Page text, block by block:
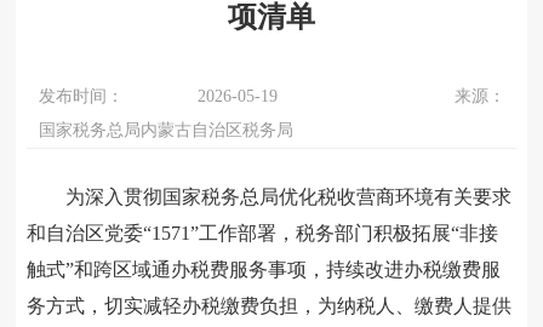
项清单
发布时间： 2026-05-19
来源：
国家税务总局内蒙古自治区税务局
为深入贯彻国家税务总局优化税收营商环境有关要求
和自治区党委“1571”工作部署，税务部门积极拓展“非接
触式”和跨区域通办税费服务事项，持续改进办税缴费服
务方式，切实减轻办税缴费负担，为纳税人、缴费人提供